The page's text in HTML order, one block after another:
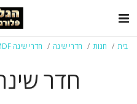
בית חנות חדרי שינה חדרי שינה MDF
חדר